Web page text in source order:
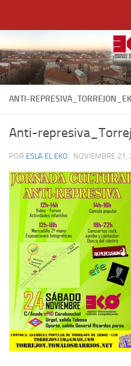
ANTI-
Anti-
POR ESLA EL EKO · NOVIEMBRE 21,